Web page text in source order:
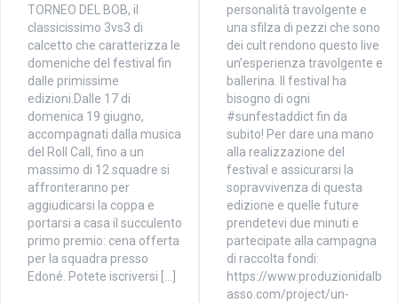
personalità travolgente e
una sfilza di pezzi che sono
dei cult rendono questo live
un’esperienza travolgente e
ballerina. Il festival ha
bisogno di ogni
#sunfestaddict fin da
subito! Per dare una mano
alla realizzazione del
festival e assicurarsi la
sopravvivenza di questa
edizione e quelle future
prendetevi due minuti e
partecipate alla campagna
di raccolta fondi:
https://www.produzionidalb
asso.com/project/un-
TORNEO DEL BOB, il
classicissimo 3vs3 di
calcetto che caratterizza le
domeniche del festival fin
dalle primissime
edizioni.Dalle 17 di
domenica 19 giugno,
accompagnati dalla musica
del Roll Call, fino a un
massimo di 12 squadre si
affronteranno per
aggiudicarsi la coppa e
portarsi a casa il succulento
primo premio: cena offerta
per la squadra presso
Edoné. Potete iscriversi […]